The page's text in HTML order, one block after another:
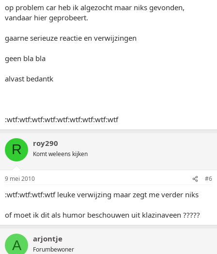
op problem car heb ik algezocht maar niks gevonden,
vandaar hier geprobeert.
gaarne serieuze reactie en verwijzingen
geen bla bla
alvast bedantk
:wtf:wtf:wtf:wtf:wtf:wtf:wtf:wtf:wtf
R roy290
Komt weleens kijken
9 mei 2010 #6
:wtf:wtf:wtf:wtf leuke verwijzing maar zegt me verder niks
of moet ik dit als humor beschouwen uit klazinaveen ?????
A arjontje
Forumbewoner